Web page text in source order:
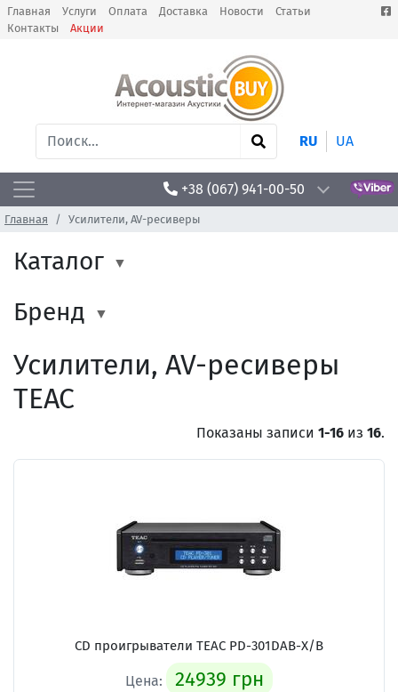
Главная Услуги Оплата Доставка Новости
Статьи
Контакты
Акции
RU UA
+38 (067) 941-00-50
Главная Усилители, AV-ресиверы
Каталог
Бренд
Усилители, AV-ресиверы
TEAC
Показаны записи 1-16 из 16.
CD проигрыватели TEAC PD-301DAB-X/B
Цена: 24939 грн